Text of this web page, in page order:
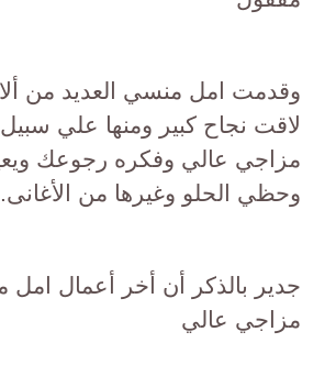
وقدمت امل منسي العديد من
لاقت نجاح كبير ومنها علي سبيل
مزاجي عالي وفكره رجوعك
وحظي الحلو وغيرها من الأغانى.
جدير بالذكر أن أخر أعمال امل
مزاجي عالي